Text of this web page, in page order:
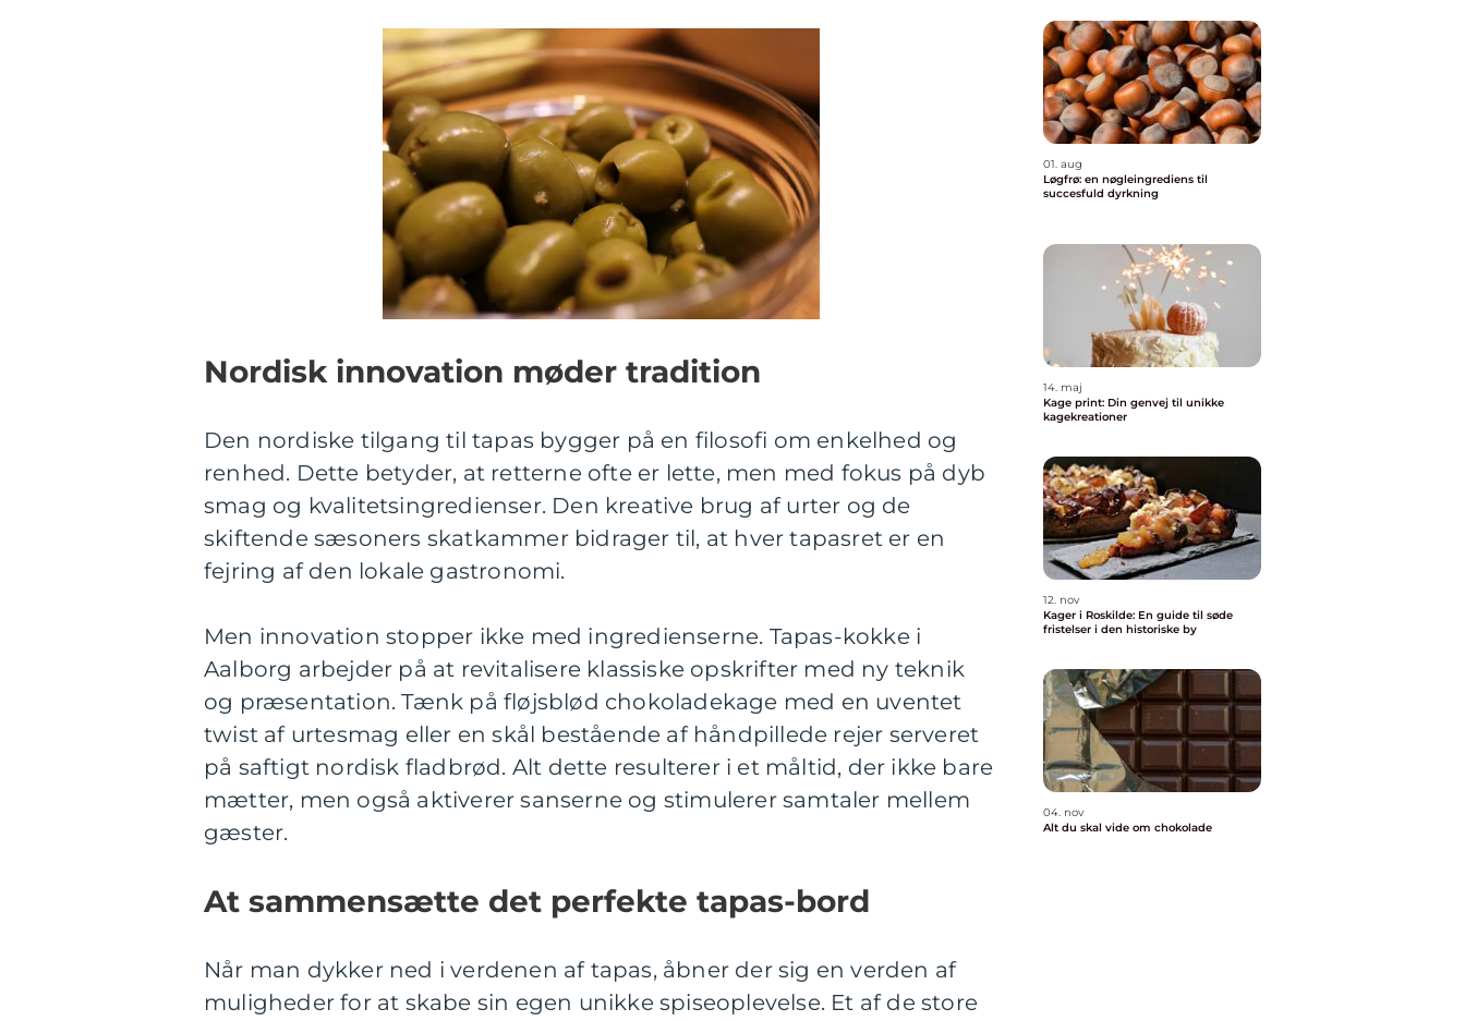
Nordisk innovation møder tradition
Den nordiske tilgang til tapas bygger på en filosofi om enkelhed og
renhed. Dette betyder, at retterne ofte er lette, men med fokus på dyb
smag og kvalitetsingredienser. Den kreative brug af urter og de
skiftende sæsoners skatkammer bidrager til, at hver tapasret er en
fejring af den lokale gastronomi.
Men innovation stopper ikke med ingredienserne. Tapas-kokke i
Aalborg arbejder på at revitalisere klassiske opskrifter med ny teknik
og præsentation. Tænk på fløjsblød chokoladekage med en uventet
twist af urtesmag eller en skål bestående af håndpillede rejer serveret
på saftigt nordisk fladbrød. Alt dette resulterer i et måltid, der ikke bare
mætter, men også aktiverer sanserne og stimulerer samtaler mellem
gæster.
At sammensætte det perfekte tapas-bord
Når man dykker ned i verdenen af tapas, åbner der sig en verden af
muligheder for at skabe sin egen unikke spiseoplevelse. Et af de store
01. aug
Løgfrø: en nøgleingrediens til
succesfuld dyrkning
14. maj
Kage print: Din genvej til unikke
kagekreationer
12. nov
Kager i Roskilde: En guide til søde
fristelser i den historiske by
04. nov
Alt du skal vide om chokolade